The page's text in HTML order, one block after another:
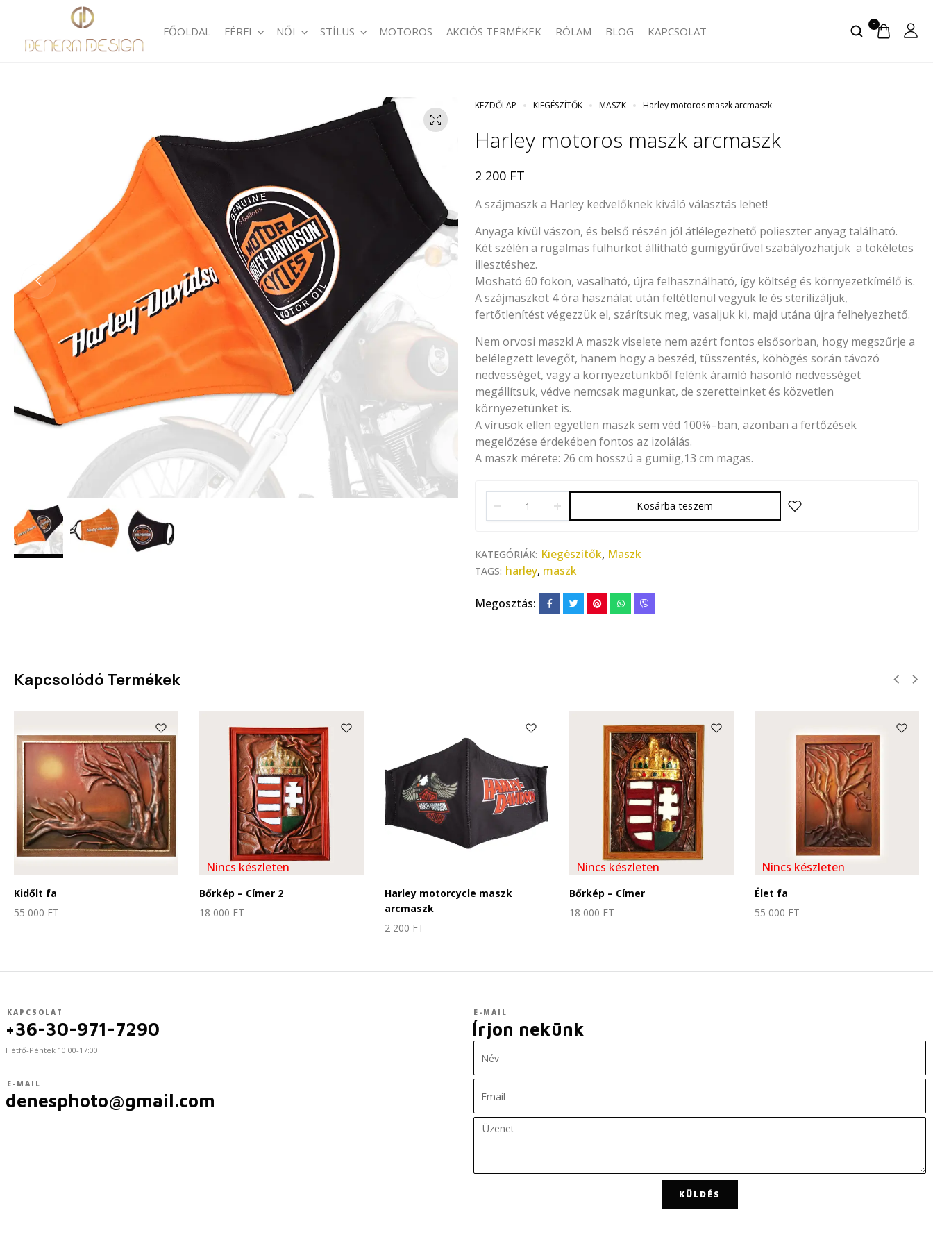
FŐOLDAL FÉRFI NŐI STÍLUS MOTOROS AKCIÓS TERMÉKEK RÓLAM BLOG KAPCSOLAT 0
KEZDŐLAP KIEGÉSZÍTŐK MASZK Harley motoros maszk arcmaszk
Harley motoros maszk arcmaszk
2 200 FT
A szájmaszk a Harley kedvelőknek kiváló választás lehet!
Anyaga kívül vászon, és belső részén jól átlélegezhető polieszter anyag található.
Két szélén a rugalmas fülhurkot állítható gumigyűrűvel szabályozhatjuk a tökéletes
illesztéshez.
Mosható 60 fokon, vasalható, újra felhasználható, így költség és környezetkímélő is.
A szájmaszkot 4 óra használat után feltétlenül vegyük le és sterilizáljuk,
fertőtlenítést végezzük el, szárítsuk meg, vasaljuk ki, majd utána újra felhelyezhető.
Nem orvosi maszk! A maszk viselete nem azért fontos elsősorban, hogy megszűrje a
belélegzett levegőt, hanem hogy a beszéd, tüsszentés, köhögés során távozó
nedvességet, vagy a környezetünkből felénk áramló hasonló nedvességet
megállítsuk, védve nemcsak magunkat, de szeretteinket és közvetlen
környezetünket is.
A vírusok ellen egyetlen maszk sem véd 100%–ban, azonban a fertőzések
megelőzése érdekében fontos az izolálás.
A maszk mérete: 26 cm hosszú a gumiig,13 cm magas.
Kosárba teszem
KATEGÓRIÁK: Kiegészítők, Maszk
TAGS: harley, maszk
Megosztás:
Kapcsolódó Termékek
Kidőlt fa
55 000 FT
Nincs készleten
Bőrkép – Címer 2
18 000 FT
Harley motorcycle maszk
arcmaszk
2 200 FT
Nincs készleten
Bőrkép – Címer
18 000 FT
Nincs készleten
Élet fa
55 000 FT
KAPCSOLAT
+36-30-971-7290
Hétfő-Péntek 10:00-17:00
E-MAIL
denesphoto@gmail.com
E-MAIL
Írjon nekünk
KÜLDÉS